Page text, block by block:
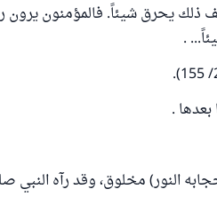
ذلك يحرق شيئاً. فالمؤمنون يرون
.
النور) مخلوق، وقد رآه النبي